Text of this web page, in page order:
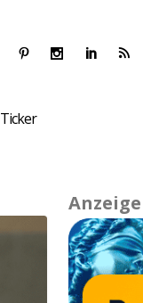
Ticker
Anzeige